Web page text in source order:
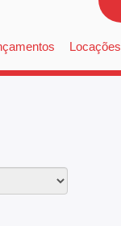
Locações